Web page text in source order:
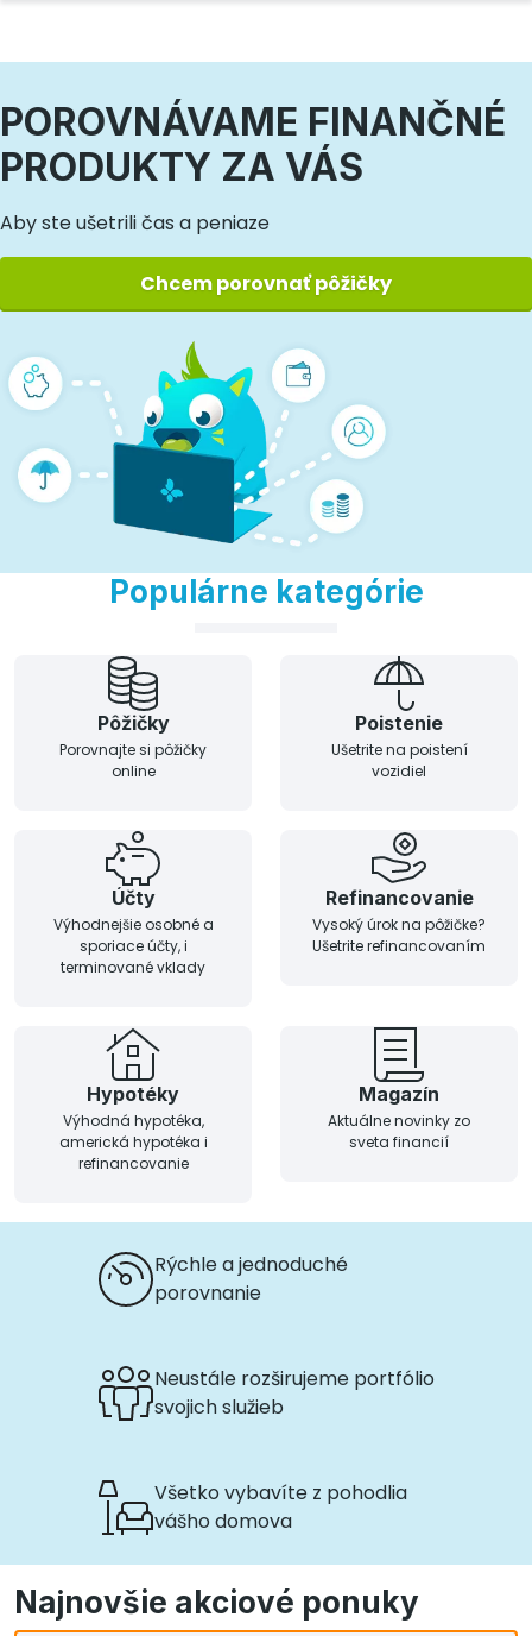
POROVNÁVAME FINANČNÉ
PRODUKTY ZA VÁS
Aby ste ušetrili čas a peniaze
Chcem porovnať pôžičky
Populárne kategórie
Pôžičky
Porovnajte si pôžičky
online
Poistenie
Ušetrite na poistení
vozidiel
Účty
Výhodnejšie osobné a
sporiace účty, i
terminované vklady
Refinancovanie
Vysoký úrok na pôžičke?
Ušetrite refinancovaním
Hypotéky
Výhodná hypotéka,
americká hypotéka i
refinancovanie
Magazín
Aktuálne novinky zo
sveta financií
Rýchle a jednoduché
porovnanie
Neustále rozširujeme portfólio
svojich služieb
Všetko vybavíte z pohodlia
vášho domova
Najnovšie akciové ponuky